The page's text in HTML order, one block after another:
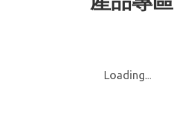
Loading...